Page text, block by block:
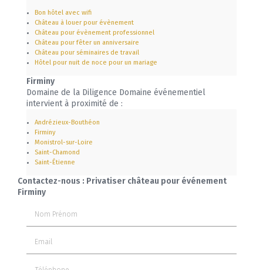
Bon hôtel avec wifi
Château à louer pour évènement
Château pour évènement professionnel
Château pour fêter un anniversaire
Château pour séminaires de travail
Hôtel pour nuit de noce pour un mariage
Firminy
Domaine de la Diligence Domaine événementiel
intervient à proximité de :
Andrézieux-Bouthéon
Firminy
Monistrol-sur-Loire
Saint-Chamond
Saint-Étienne
Contactez-nous : Privatiser château pour événement
Firminy